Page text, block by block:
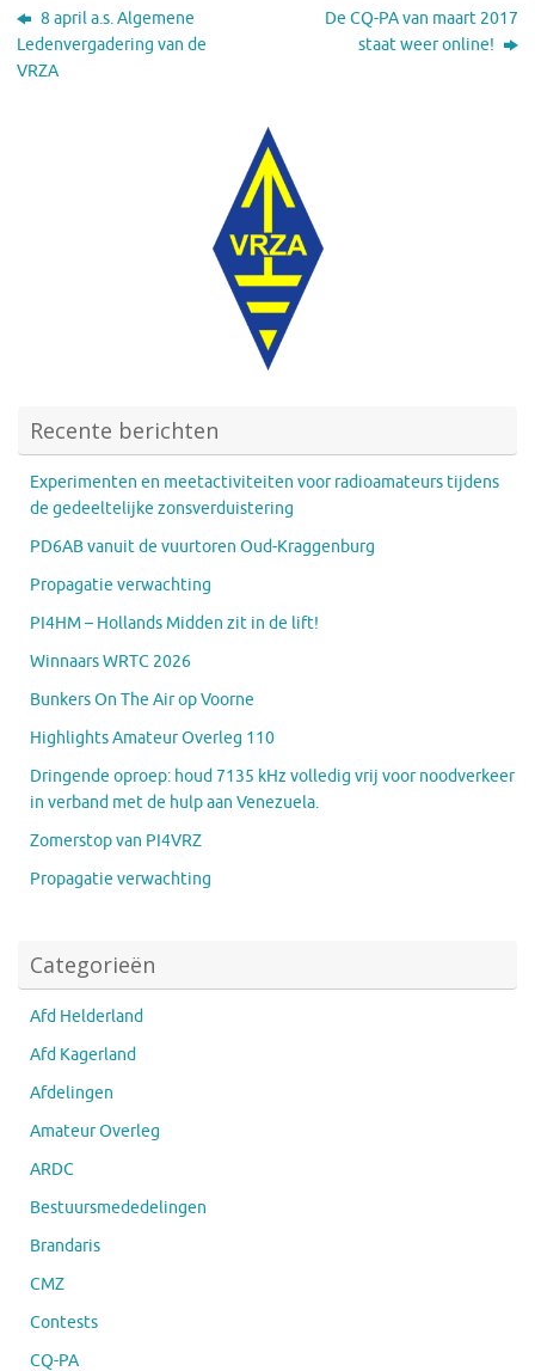
8 april a.s. Algemene
Ledenvergadering van de
VRZA
De CQ-PA van maart 2017
staat weer online!
Recente berichten
Experimenten en meetactiviteiten voor radioamateurs tijdens
de gedeeltelijke zonsverduistering
PD6AB vanuit de vuurtoren Oud-Kraggenburg
Propagatie verwachting
PI4HM – Hollands Midden zit in de lift!
Winnaars WRTC 2026
Bunkers On The Air op Voorne
Highlights Amateur Overleg 110
Dringende oproep: houd 7135 kHz volledig vrij voor noodverkeer
in verband met de hulp aan Venezuela.
Zomerstop van PI4VRZ
Propagatie verwachting
Categorieën
Afd Helderland
Afd Kagerland
Afdelingen
Amateur Overleg
ARDC
Bestuursmededelingen
Brandaris
CMZ
Contests
CQ-PA